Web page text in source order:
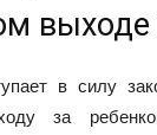
выходе
в силу
за